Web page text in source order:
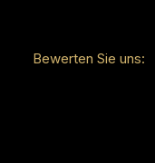
Bewerten Sie uns: